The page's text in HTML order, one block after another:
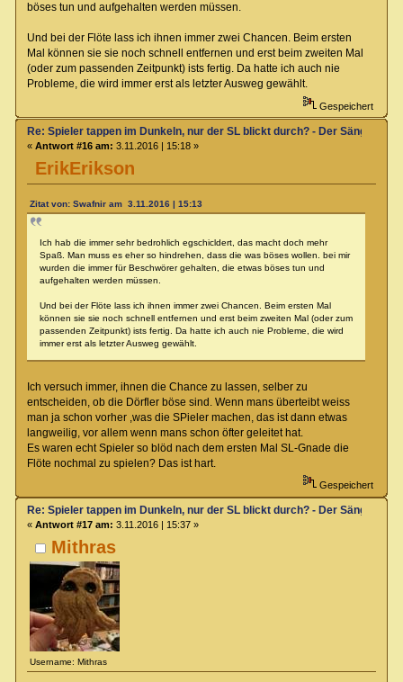
böses tun und aufgehalten werden müssen.
Und bei der Flöte lass ich ihnen immer zwei Chancen. Beim ersten
Mal können sie sie noch schnell entfernen und erst beim zweiten Mal
(oder zum passenden Zeitpunkt) ists fertig. Da hatte ich auch nie
Probleme, die wird immer erst als letzter Ausweg gewählt.
Gespeichert
ErikErikson
Re: Spieler tappen im Dunkeln, nur der SL blickt durch? - Der Sänger von
« Antwort #16 am: 3.11.2016 | 15:18 »
Zitat von: Swafnir am 3.11.2016 | 15:13
Ich hab die immer sehr bedrohlich egschicldert, das macht doch mehr
Spaß. Man muss es eher so hindrehen, dass die was böses wollen. bei mir
wurden die immer für Beschwörer gehalten, die etwas böses tun und
aufgehalten werden müssen.
Und bei der Flöte lass ich ihnen immer zwei Chancen. Beim ersten Mal
können sie sie noch schnell entfernen und erst beim zweiten Mal (oder zum
passenden Zeitpunkt) ists fertig. Da hatte ich auch nie Probleme, die wird
immer erst als letzter Ausweg gewählt.
Ich versuch immer, ihnen die Chance zu lassen, selber zu
entscheiden, ob die Dörfler böse sind. Wenn mans überteibt weiss
man ja schon vorher ,was die SPieler machen, das ist dann etwas
langweilig, vor allem wenn mans schon öfter geleitet hat.
Es waren echt Spieler so blöd nach dem ersten Mal SL-Gnade die
Flöte nochmal zu spielen? Das ist hart.
Gespeichert
Mithras
Username: Mithras
Re: Spieler tappen im Dunkeln, nur der SL blickt durch? - Der Sänger von
« Antwort #17 am: 3.11.2016 | 15:37 »